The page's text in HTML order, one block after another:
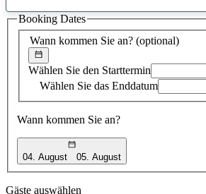
Vorschlag
Wann kommen Sie an? (optional)
Wählen Sie den Starttermin
Wählen Sie das Enddatum
Wann kommen Sie an?
04. August 05. August
Booking Dates
Gäste auswählen